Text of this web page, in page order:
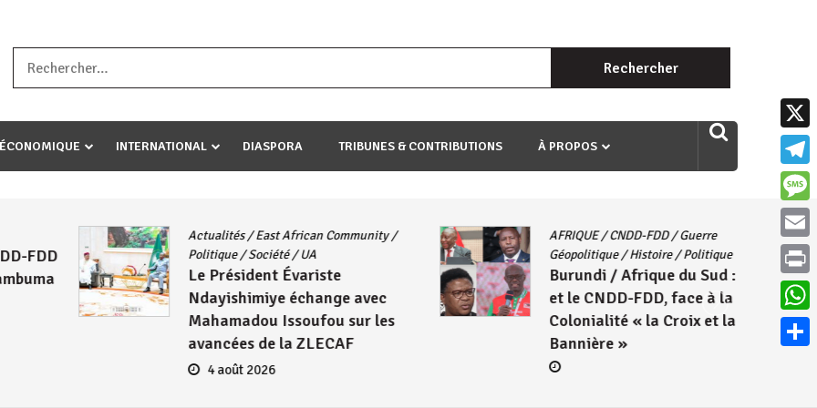
umariye umuryango wawe canke igihugu cakwibarutse .Wewe uri ngaha ndagusigiye iki kibazo : Uriko ukora iki kugira ngo
Rechercher :
INTERNATIONAL DIASPORA TRIBUNES & CONTRIBUTIONS À PROPOS
Actualités/East African Community/
Politique/Société/UA
Le Président Évariste
Ndayishimiye échange avec
Mahamadou Issoufou sur les
avancées de la ZLECAF
4 août 2026
AFRIQUE/CNDD-FDD/Guerre
Géopolitique/Histoire/Politique
Burundi / Afrique du Sud : L’ANC
et le CNDD-FDD, face à la
Colonialité « la Croix et la
Bannière »
X
Email
Print